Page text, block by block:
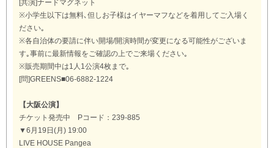
[共演]ナードマグネット
※小学生以下は無料､但しお子様はイヤーマフなどを着用してご入場く
ださい｡
※各自治体の要請に伴い開場/開演時間が変更になる可能性がございま
す｡事前に最新情報をご確認の上でご来場ください｡
※販売期間中は1人1公演4枚まで｡
[問]GREENS■06-6882-1224
【大阪公演】
チケット発売中 Pコード：239-885
▼6月19日(月) 19:00
LIVE HOUSE Pangea